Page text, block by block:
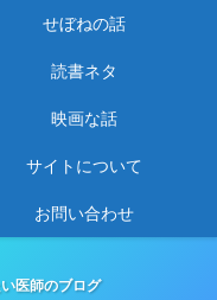
医師のブログ
せぼねの話
読書ネタ
映画な話
サイトについて
お問い合わせ